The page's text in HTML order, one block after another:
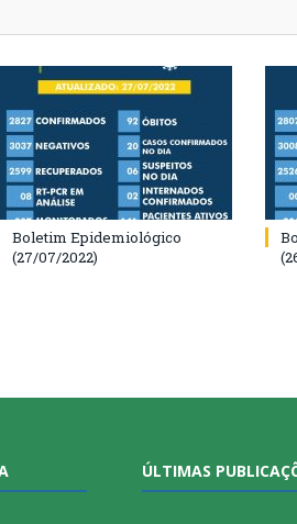
Boletim Epidemiológico
(27/07/2022)
ÚLTIMAS